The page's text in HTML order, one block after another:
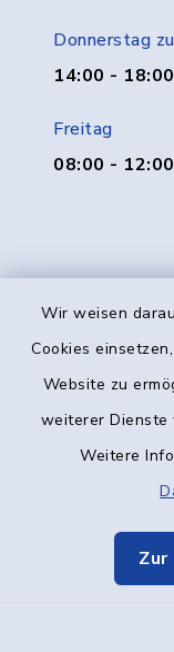
Wir weisen
Cookies
Website zu
weiterer Dienste
Weitere
Zur
Donnerstag
14:00 -
Freitag
08:00 -